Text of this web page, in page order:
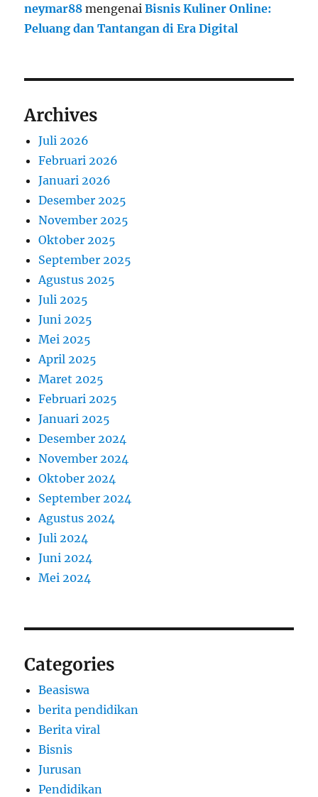
neymar88 mengenaiBisnis Kuliner Online:
Peluang dan Tantangan di Era Digital
Archives
Juli 2026
Februari 2026
Januari 2026
Desember 2025
November 2025
Oktober 2025
September 2025
Agustus 2025
Juli 2025
Juni 2025
Mei 2025
April 2025
Maret 2025
Februari 2025
Januari 2025
Desember 2024
November 2024
Oktober 2024
September 2024
Agustus 2024
Juli 2024
Juni 2024
Mei 2024
Categories
Beasiswa
berita pendidikan
Berita viral
Bisnis
Jurusan
Pendidikan